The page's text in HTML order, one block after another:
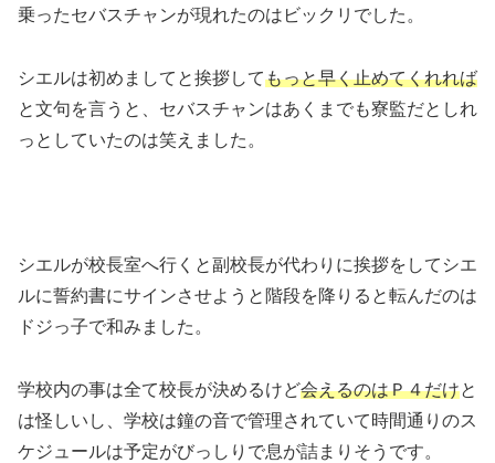
乗ったセバスチャンが現れたのはビックリでした。
シエルは初めましてと挨拶してもっと早く止めてくれれば
と文句を言うと、セバスチャンはあくまでも寮監だとしれ
っとしていたのは笑えました。
シエルが校長室へ行くと副校長が代わりに挨拶をしてシエ
ルに誓約書にサインさせようと階段を降りると転んだのは
ドジっ子で和みました。
学校内の事は全て校長が決めるけど会えるのはＰ４だけと
は怪しいし、学校は鐘の音で管理されていて時間通りのス
ケジュールは予定がびっしりで息が詰まりそうです。